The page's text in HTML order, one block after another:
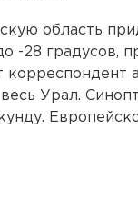
область
-28 градусов,
Урал.